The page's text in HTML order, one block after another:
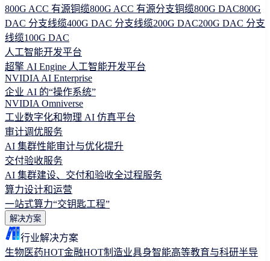
800G ACC 有源铜缆800G ACC 有源分支铜缆800G DAC800G
DAC 分支线缆400G DAC 分支线缆200G DAC200G DAC 分支
线缆100G DAC
人工智能开发平台
超擎 AI Engine 人工智能开发平台
NVIDIA AI Enterprise
企业 AI 的“操作系统”
NVIDIA Omniverse
工业数字化和物理 AI 仿真平台
审计调优服务
AI 集群性能审计与优化提升
交付验收服务
AI 集群建设、交付和验收全过程服务
算力设计和运营
一站式算力“交钥匙工程”
解决方案
行业解决方案
生物医药HOT金融HOT制造业具身智能高等教育与科研半导